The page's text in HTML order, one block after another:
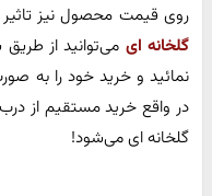
روی قیمت محصول نیز
گلخانه ای می‌توانید از
نمائید و خرید خود را به
در واقع خرید مستقیم از
گلخانه ای می‌شود!